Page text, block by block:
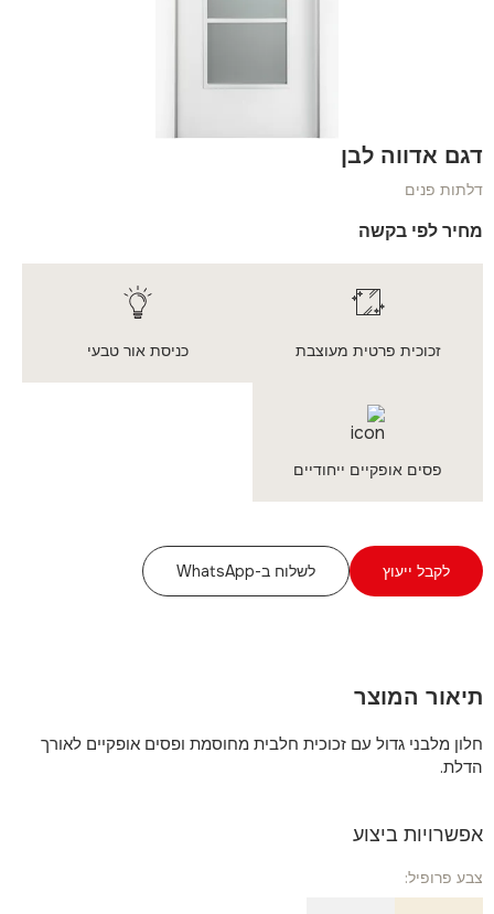
דגם אדווה לבן
דלתות פנים
מחיר לפי בקשה
זכוכית פרטית מעוצבת כניסת אור טבעי
פסים אופקיים ייחודיים
לקבל ייעוץ לשלוח ב-WhatsApp
תיאור המוצר
חלון מלבני גדול עם זכוכית חלבית מחוסמת ופסים אופקיים לאורך
הדלת.
אפשרויות ביצוע
צבע פרופיל: